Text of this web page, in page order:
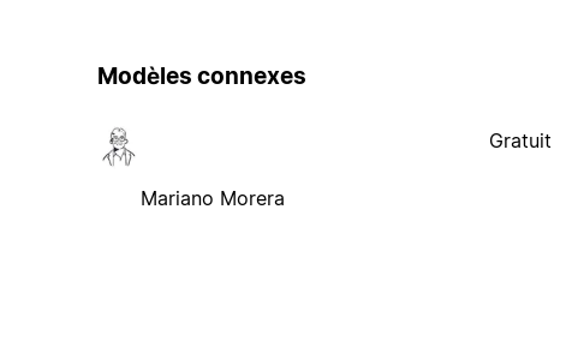
Modèles connexes
Mariano Morera
Gratuit